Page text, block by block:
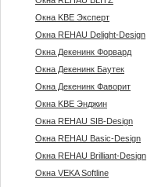
Окна KBE Эксперт
Окна REHAU Delight-Design
Окна Декенинк Форвард
Окна Декенинк Баутек
Окна Декенинк Фаворит
Окна KBE Энджин
Окна REHAU SIB-Design
Окна REHAU Basic-Design
Окна REHAU Brilliant-Design
Окна VEKA Softline